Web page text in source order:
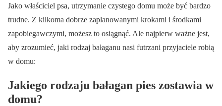
Jako właściciel psa, utrzymanie czystego domu może być bardzo
trudne. Z kilkoma dobrze zaplanowanymi krokami i środkami
zapobiegawczymi, możesz to osiągnąć. Ale najpierw ważne jest,
aby zrozumieć, jaki rodzaj bałaganu nasi futrzani przyjaciele robią
w domu:
Jakiego rodzaju bałagan pies zostawia w
domu?